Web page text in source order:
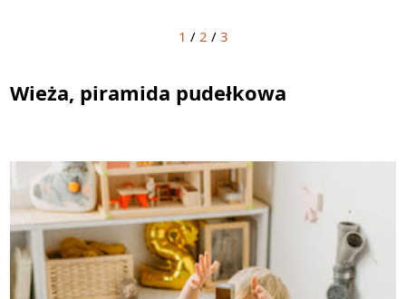
1 / 2 / 3
Wieża, piramida pudełkowa